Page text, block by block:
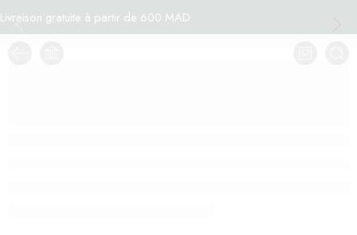
Livraison gratuite à partir de 600 MAD